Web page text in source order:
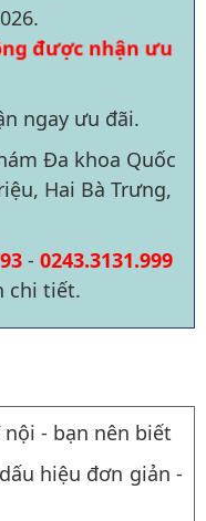
.
được nhận ưu
ngay ưu đãi.
Đa khoa Quốc
Hai Bà Trưng,
- 0243.3131.999
chi tiết.
- bạn nên biết
hiệu đơn giản -